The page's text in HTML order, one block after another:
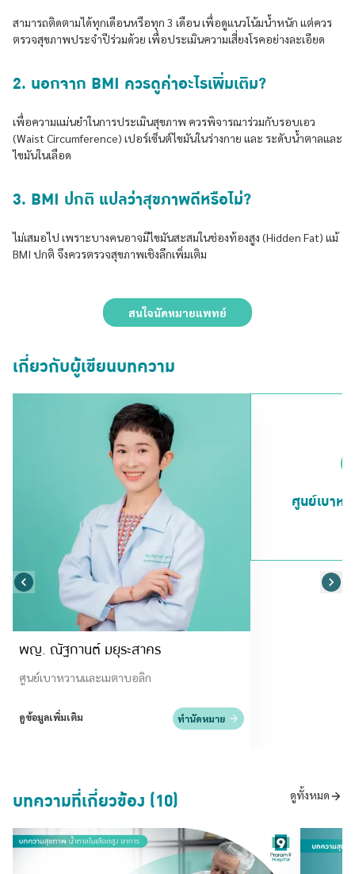
สามารถติดตามได้ทุกเดือนหรือทุก 3 เดือน เพื่อดูแนวโน้มน้ำหนัก แต่ควร
ตรวจสุขภาพประจำปีร่วมด้วย เพื่อประเมินความเสี่ยงโรคอย่างละเอียด
2. นอกจาก BMI ควรดูค่าอะไรเพิ่มเติม?
เพื่อความแม่นยำในการประเมินสุขภาพ ควรพิจารณาร่วมกับรอบเอว
(Waist Circumference) เปอร์เซ็นต์ไขมันในร่างกาย และ ระดับน้ำตาลและ
ไขมันในเลือด
3. BMI ปกติ แปลว่าสุขภาพดีหรือไม่?
ไม่เสมอไป เพราะบางคนอาจมีไขมันสะสมในช่องท้องสูง (Hidden Fat) แม้
BMI ปกติ จึงควรตรวจสุขภาพเชิงลึกเพิ่มเติม
สนใจนัดหมายแพทย์
เกี่ยวกับผู้เขียนบทความ
พญ. ณัฐกานต์ มยุระสาคร
ศูนย์เบาหวานและเมตาบอลิก
ดูข้อมูลเพิ่มเติม ทำนัดหมาย
ศูนย์เบาห
บทความที่เกี่ยวข้อง (10) ดูทั้งหมด